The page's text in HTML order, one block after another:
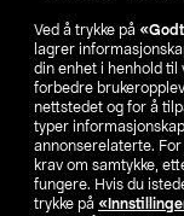
Ved å trykke på
lagrer
din enhet i henhold til
forbedre
nettstedet og for å
typer
annonserelaterte.
krav om samtykke,
fungere. Hvis du
trykke på